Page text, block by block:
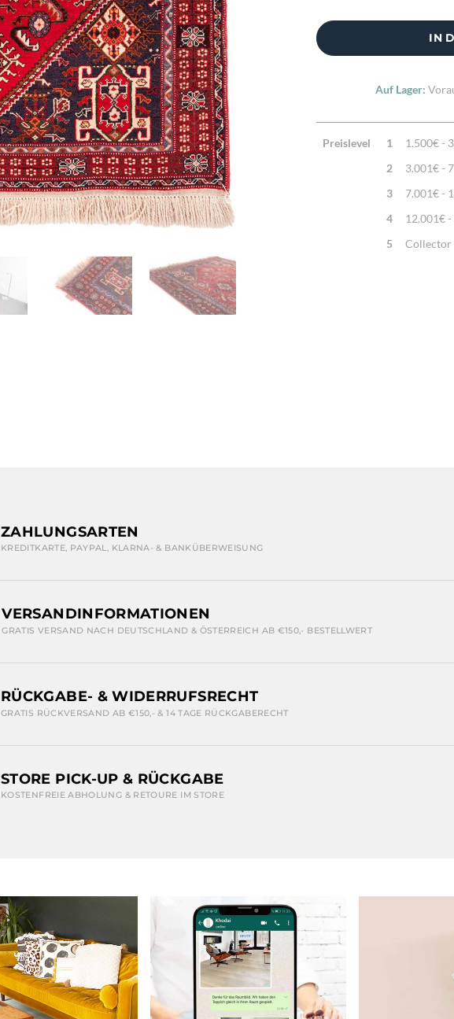
IN
Auf Lager:
Preislevel
1
1.500€ -
2
3.001€ -
3
7.001€ -
4
12.001€
5
Collector
ZAHLUNGSARTEN
KREDITKARTE, PAYPAL, KLARNA- & BANKÜBERWEISUNG
VERSANDINFORMATIONEN
GRATIS VERSAND NACH DEUTSCHLAND & ÖSTERREICH AB €150,- BESTELLWERT
RÜCKGABE- & WIDERRUFSRECHT
GRATIS RÜCKVERSAND AB €150,- & 14 TAGE RÜCKGABERECHT
STORE PICK-UP & RÜCKGABE
KOSTENFREIE ABHOLUNG & RETOURE IM STORE